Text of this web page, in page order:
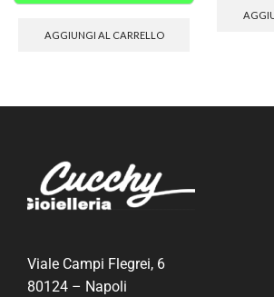
AGGIUNGI AL CARRELLO
Viale Campi Flegrei, 6
80124 – Napoli